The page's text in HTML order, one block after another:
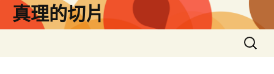
真理的切片
搜
尋